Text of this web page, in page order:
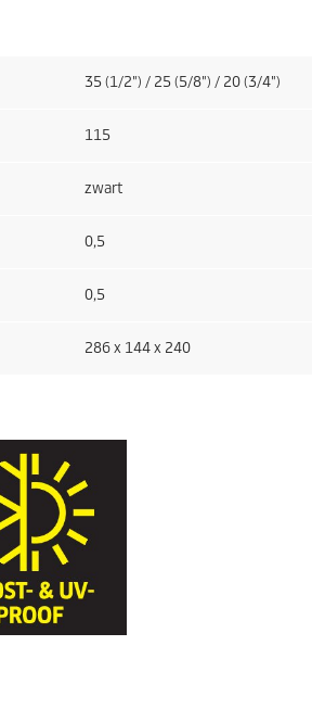
35 (1/2") / 25 (5/8") / 20 (3/4")
115
zwart
0,5
0,5
286 x 144 x 240